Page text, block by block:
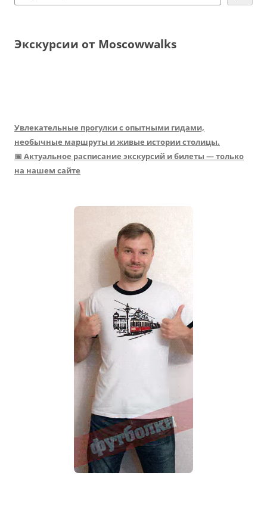
Экскурсии от Moscowwalks
Увлекательные прогулки с опытными гидами,
необычные маршруты и живые истории столицы.
📅 Актуальное расписание экскурсий и билеты — только
на нашем сайте